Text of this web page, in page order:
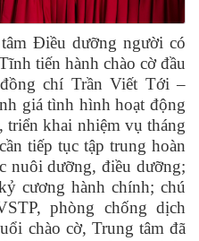
Điều dưỡng người có
tiến hành chào cờ đầu
chí Trần Viết Tới –
giá tình hình hoạt động
triển khai nhiệm vụ tháng
tiếp tục tập trung hoàn
nuôi dưỡng, điều dưỡng;
cương hành chính; chú
phòng chống dịch
chào cờ, Trung tâm đã